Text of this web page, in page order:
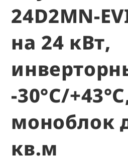
24D2MN-
на 24 кВт,
-30°C/
моноблок
кв.м